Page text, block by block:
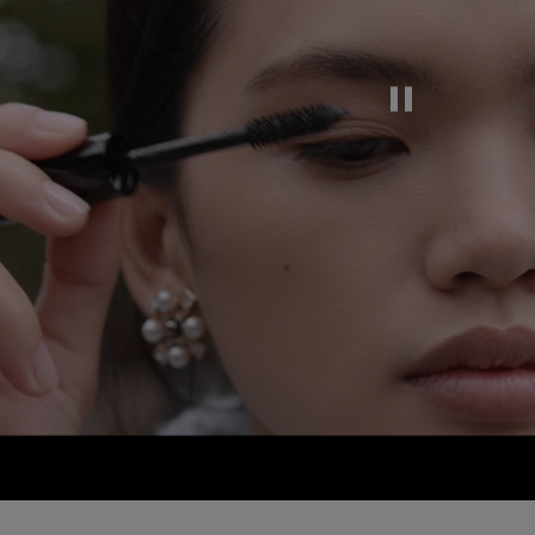
Tạm dừng video